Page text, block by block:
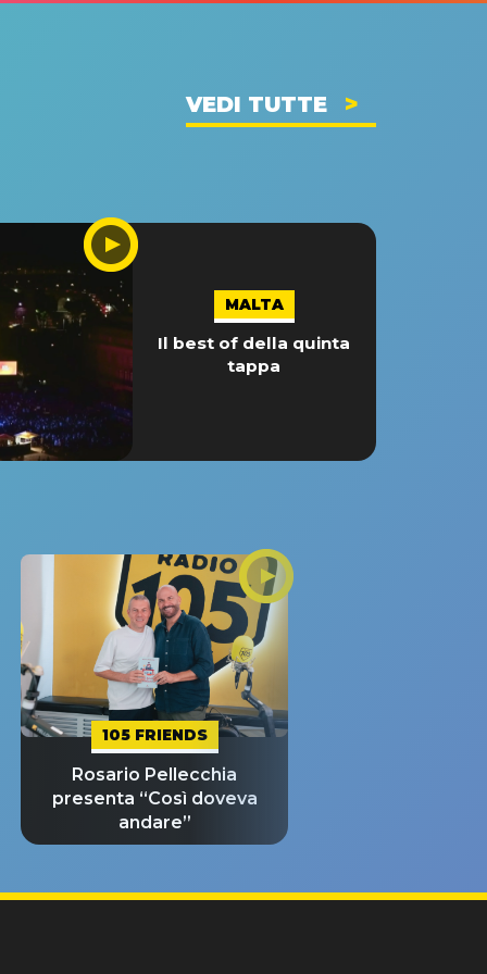
VEDI TUTTE
MALTA
Il best of della quinta
tappa
105 FRIENDS
Rosario Pellecchia
presenta “Così doveva
andare”